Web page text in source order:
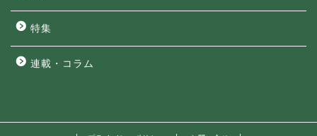
特集
連載・コラム